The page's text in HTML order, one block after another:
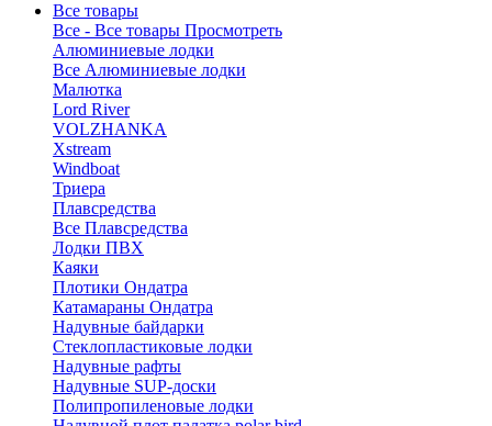
Все товары
Все - Все товары Просмотреть
Алюминиевые лодки
Все Алюминиевые лодки
Малютка
Lord River
VOLZHANKA
Xstream
Windboat
Триера
Плавсредства
Все Плавсредства
Лодки ПВХ
Каяки
Плотики Ондатра
Катамараны Ондатра
Надувные байдарки
Стеклопластиковые лодки
Надувные рафты
Надувные SUP-доски
Полипропиленовые лодки